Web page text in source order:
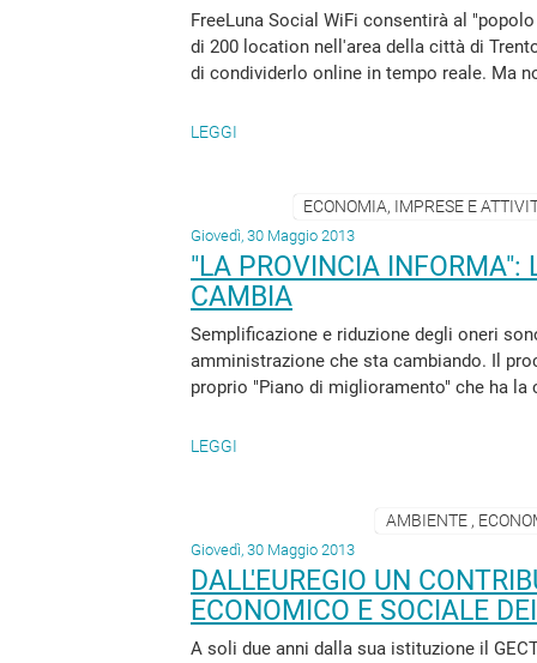
FreeLuna Social WiFi consentirà al
di 200 location nell'area della città di
di condividerlo online in tempo reale. Ma
LEGGI
ECONOMIA, IMPRESE E
Giovedì, 30 Maggio 2013
"LA PROVINCIA
CAMBIA
Semplificazione e riduzione degli oneri
amministrazione che sta cambiando. Il
proprio "Piano di miglioramento" che ha
LEGGI
AMBIENTE ,
Giovedì, 30 Maggio 2013
DALL'EUREGIO UN
ECONOMICO E SOCIALE
A soli due anni dalla sua istituzione il